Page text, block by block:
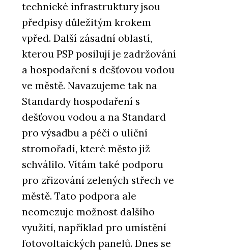
technické infrastruktury jsou
předpisy důležitým krokem
vpřed. Další zásadní oblastí,
kterou PSP posilují je zadržování
a hospodaření s dešťovou vodou
ve městě. Navazujeme tak na
Standardy hospodaření s
dešťovou vodou a na Standard
pro výsadbu a péči o uliční
stromořadí, které město již
schválilo. Vítám také podporu
pro zřizování zelených střech ve
městě. Tato podpora ale
neomezuje možnost dalšího
využití, například pro umístění
fotovoltaických panelů. Dnes se